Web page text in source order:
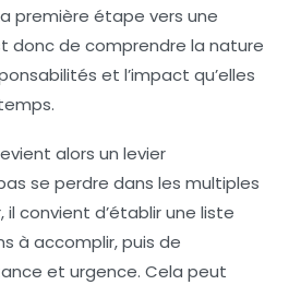
première étape vers une
donc de comprendre la nature
et l’impact qu’elles
alors un levier
se perdre dans les multiples
il convient d’établir une liste
à accomplir, puis de
et urgence. Cela peut